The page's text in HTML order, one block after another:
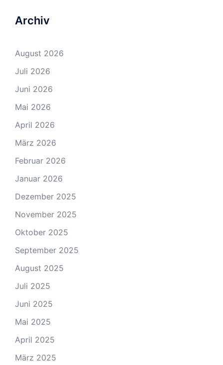
Archiv
August 2026
Juli 2026
Juni 2026
Mai 2026
April 2026
März 2026
Februar 2026
Januar 2026
Dezember 2025
November 2025
Oktober 2025
September 2025
August 2025
Juli 2025
Juni 2025
Mai 2025
April 2025
März 2025